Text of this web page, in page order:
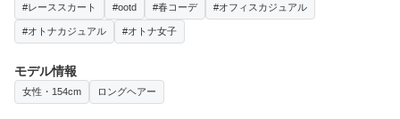
#レーススカート #ootd #春コーデ #オフィスカジュアル
#オトナカジュアル #オトナ女子
モデル情報
女性・154cm ロングヘアー